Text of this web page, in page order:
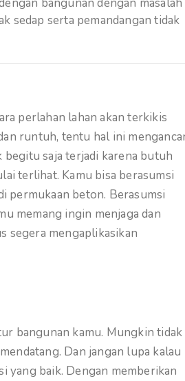
sedap serta pemandangan tidak
perlahan lahan akan terkikis
runtuh, tentu hal ini
begitu saja terjadi karena butuh
terlihat. Kamu bisa berasumsi
permukaan beton. Berasumsi
memang ingin menjaga dan
segera mengaplikasikan
bangunan kamu. Mungkin tidak
Dan jangan lupa kalau
yang baik. Dengan memberikan